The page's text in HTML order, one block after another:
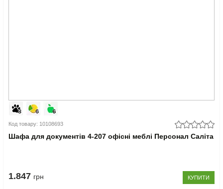
Код товару: 10108693
Шафа для документів 4-207 офісні меблі Персонал Саліта
1.847 грн КУПИТИ